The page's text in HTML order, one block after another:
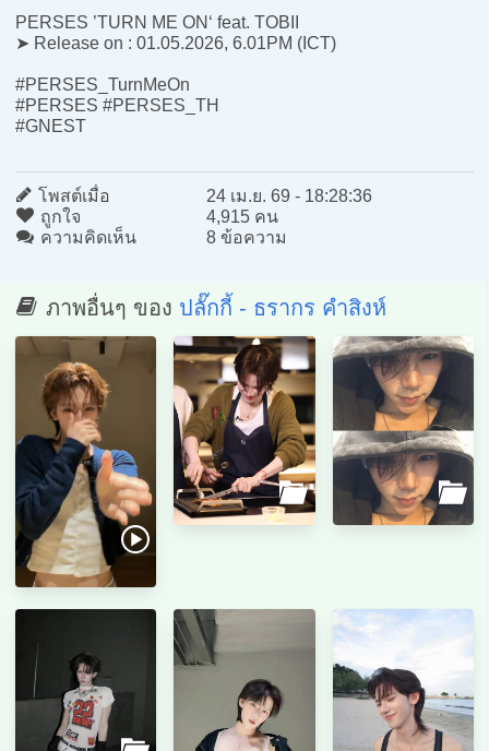
PERSES ’TURN ME ON‘ feat. TOBII
➤ Release on : 01.05.2026, 6.01PM (ICT)
#PERSES_TurnMeOn
#PERSES #PERSES_TH
#GNEST
โพสต์เมื่อ
24 เม.ย. 69 - 18:28:36
ถูกใจ
4,915 คน
ความคิดเห็น
8 ข้อความ
ภาพอื่นๆ ของ ปลั๊กกี้ - ธรากร คำสิงห์